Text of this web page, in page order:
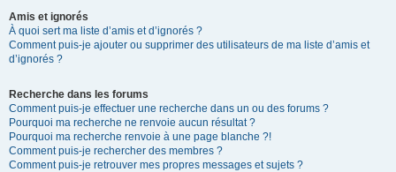
Amis et ignorés
À quoi sert ma liste d’amis et d’ignorés ?
Comment puis-je ajouter ou supprimer des utilisateurs de ma liste d’amis et
d’ignorés ?
Recherche dans les forums
Comment puis-je effectuer une recherche dans un ou des forums ?
Pourquoi ma recherche ne renvoie aucun résultat ?
Pourquoi ma recherche renvoie à une page blanche ?!
Comment puis-je rechercher des membres ?
Comment puis-je retrouver mes propres messages et sujets ?